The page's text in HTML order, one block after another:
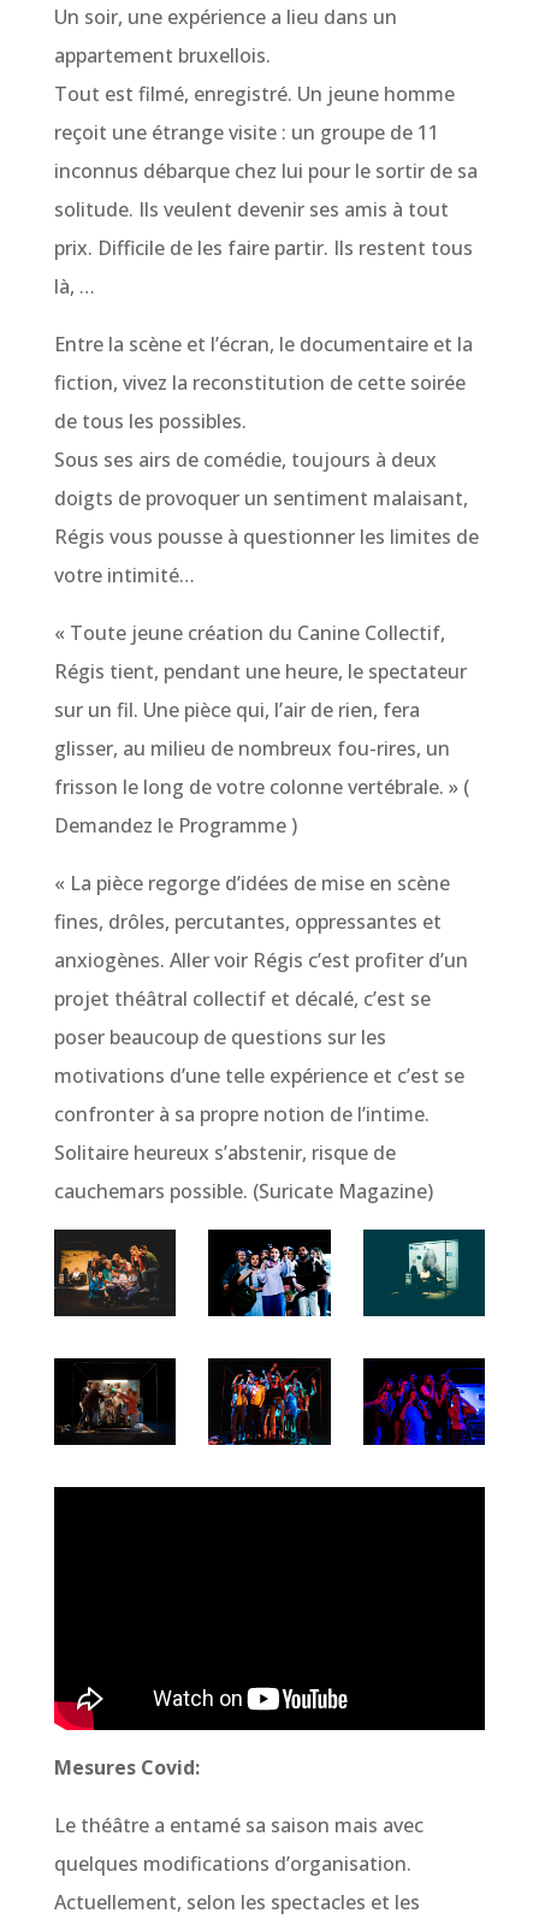
Un soir, une expérience a lieu dans un
appartement bruxellois.
Tout est filmé, enregistré. Un jeune homme
reçoit une étrange visite : un groupe de 11
inconnus débarque chez lui pour le sortir de sa
solitude. Ils veulent devenir ses amis à tout
prix. Difficile de les faire partir. Ils restent tous
là, …
Entre la scène et l’écran, le documentaire et la
fiction, vivez la reconstitution de cette soirée
de tous les possibles.
Sous ses airs de comédie, toujours à deux
doigts de provoquer un sentiment malaisant,
Régis vous pousse à questionner les limites de
votre intimité…
« Toute jeune création du Canine Collectif,
Régis tient, pendant une heure, le spectateur
sur un fil. Une pièce qui, l’air de rien, fera
glisser, au milieu de nombreux fou-rires, un
frisson le long de votre colonne vertébrale. » (
Demandez le Programme )
« La pièce regorge d’idées de mise en scène
fines, drôles, percutantes, oppressantes et
anxiogènes. Aller voir Régis c’est profiter d’un
projet théâtral collectif et décalé, c’est se
poser beaucoup de questions sur les
motivations d’une telle expérience et c’est se
confronter à sa propre notion de l’intime.
Solitaire heureux s’abstenir, risque de
cauchemars possible. (Suricate Magazine)
Mesures Covid:
Le théâtre a entamé sa saison mais avec
quelques modifications d’organisation.
Actuellement, selon les spectacles et les